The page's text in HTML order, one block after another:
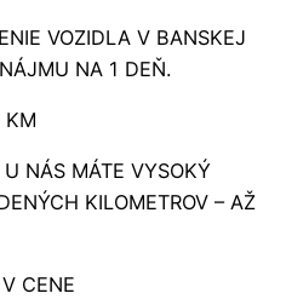
VOZIDLA V BANSKEJ
NA 1 DEŇ.
KM
NÁS MÁTE VYSOKÝ
KILOMETROV – AŽ
CENE